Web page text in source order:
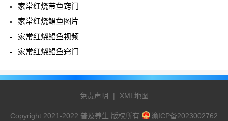
家常红烧带鱼窍门
家常红烧鲳鱼图片
家常红烧鲳鱼视频
家常红烧鲳鱼窍门
免责声明 | XML地图
Copyright 2021-2022 普及养生 版权所有 渝ICP备2023002762